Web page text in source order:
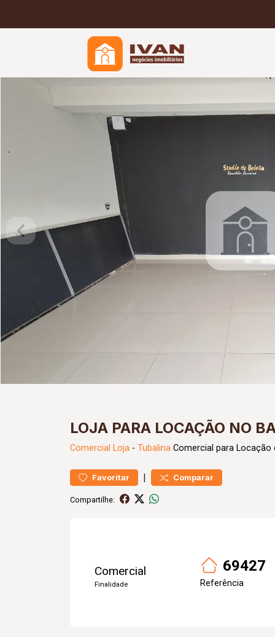
LOJA PARA LOCAÇÃO NO
Comercial Loja - Tubalina Comercial para Locação
Favoritar | Comparar
Compartilhe:
Comercial
Finalidade
69427
Referência